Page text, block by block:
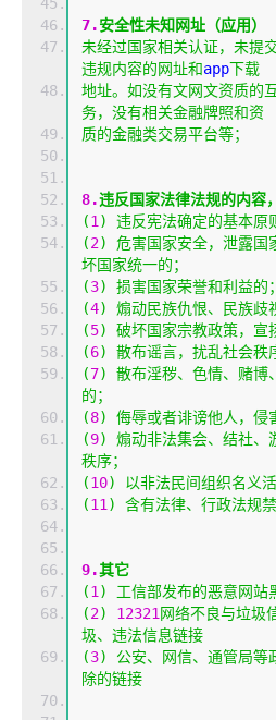
7.安全性未知网址（应用）
未经过国家相关认证，未提
违规内容的网址和app下载
地址。如没有文网文资质的
务，没有相关金融牌照和资
质的金融类交易平台等；
8.违反国家法律法规的内容
(1 )
违反宪法确定的基本原
(2)
危害国家安全，泄露国
坏国家统一的；
(3)
损害国家荣誉和利益的；
(4)
煽动民族仇恨、民族歧
(5)
破坏国家宗教政策，宣
(6)
散布谣言，扰乱社会秩
(7)
散布淫秽、色情、赌博
的；
(8)
侮辱或者诽谤他人，侵
(9)
煽动非法集会、结社、
秩序；
(10)
以非法民间组织名义活
(11 ) 含有法律、行政法规
9.其它
(1 )
工信部发布的恶意网站
(2) 12321 网络不良与垃圾
圾、违法信息链接
(3)
公安、网信、通管局等
除的链接